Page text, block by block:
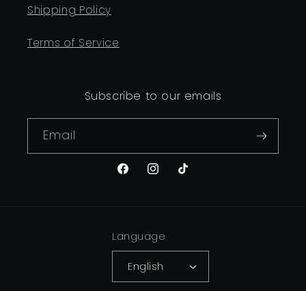
Shipping Policy
Terms of Service
Subscribe to our emails
Email
FacebookInstagram
TikTok
Language
English